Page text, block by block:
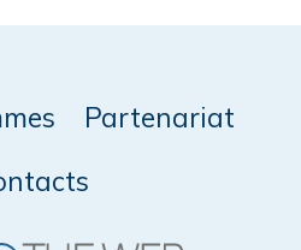
Partenariat